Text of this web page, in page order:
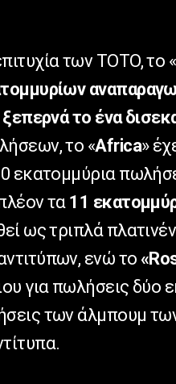
των TOTO, το «
το ένα
το «Africa»
εκατομμύρια
τα11
ως τριπλά
ενώ το
για πωλήσεις δύο
των άλμπουμ